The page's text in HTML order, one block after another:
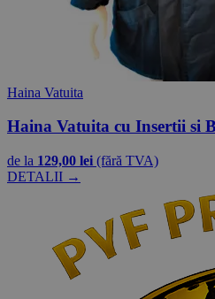
Haina Vatuita
Haina Vatuita cu Insertii si
de la 129,00 lei (fără TVA)
DETALII →